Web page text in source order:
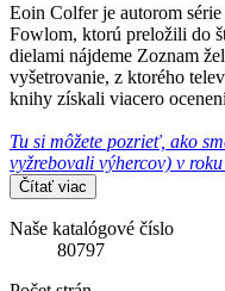
Eoin Colfer je autorom
Fowlom, ktorú preložili do
dielami nájdeme Zoznam
vyšetrovanie, z ktorého
knihy získali viacero
Tu si môžete pozrieť, ako
vyžrebovali výhercov) v
Čítať viac
Naše katalógové číslo
80797